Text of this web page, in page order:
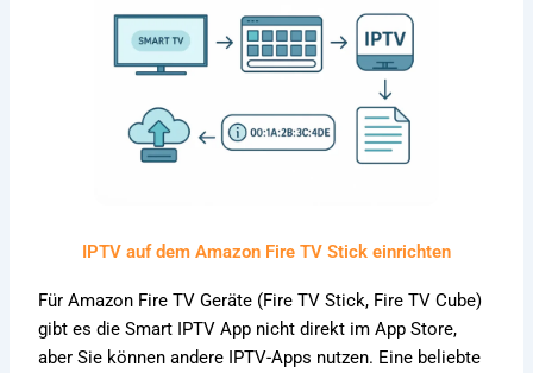
IPTV auf dem Amazon Fire TV Stick einrichten
Für Amazon Fire TV Geräte (Fire TV Stick, Fire TV Cube)
gibt es die Smart IPTV App nicht direkt im App Store,
aber Sie können andere IPTV-Apps nutzen. Eine beliebte